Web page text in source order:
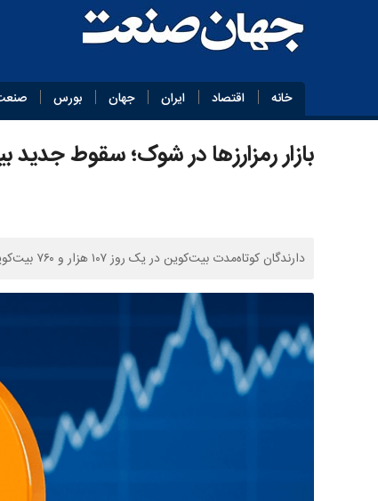
خانه اقتصاد ایران جهان بورس
بازار رمزارزها در شوک؛ سقوط
دارندگان کوتاه‌مدت بیت‌کوین در یک روز ۱۰۷ هزار و ۷۶۰ بیت‌کوین جابه‌جایی کردند و روند هفت ماهه را شکستند.